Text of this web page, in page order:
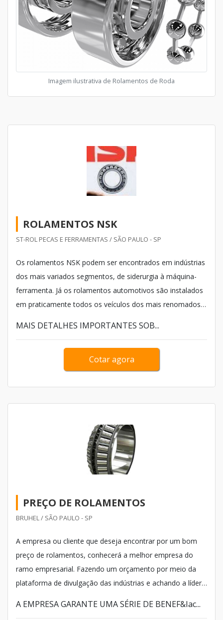
Imagem ilustrativa de Rolamentos de Roda
ROLAMENTOS NSK
ST-ROL PECAS E FERRAMENTAS / SÃO PAULO - SP
Os rolamentos NSK podem ser encontrados em indústrias
dos mais variados segmentos, de siderurgia à máquina-
ferramenta. Já os rolamentos automotivos são instalados
em praticamente todos os veículos dos mais renomados
industriais, tem como o principal produto os rolamentos.
MAIS DETALHES IMPORTANTES SOB...
Cotar agora
PREÇO DE ROLAMENTOS
BRUHEL / SÃO PAULO - SP
A empresa ou cliente que deseja encontrar por um bom
preço de rolamentos, conhecerá a melhor empresa do
ramo empresarial. Fazendo um orçamento por meio da
plataforma de divulgação das indústrias e achando a líder
em qualidade. Quando a temática é rolamentos, com a
A EMPRESA GARANTE UMA SÉRIE DE BENEF&Iac...